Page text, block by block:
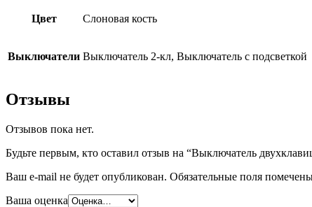
Цвет Слоновая кость
Выключатели Выключатель 2-кл, Выключатель с подсветкой
Отзывы
Отзывов пока нет.
Будьте первым, кто оставил отзыв на “Выключатель
Ваш e-mail не будет опубликован. Обязательные поля
Ваша оценка